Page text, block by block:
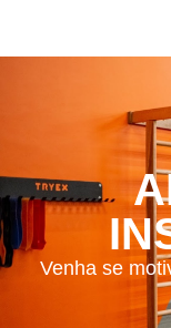
Venha se